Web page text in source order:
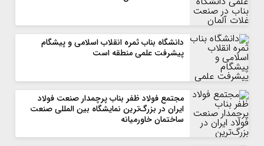
دانشگاه بناب ثمره انقلاب اسلامی و پیشگام
پیشرفت علمی منطقه است
مجتمع فولاد ظفر بناب پرچمدار صنعت فولاد
ایران در بزرگ‌ترین نمایشگاه بین المللی صنعت
ساختمان خاورمیانه